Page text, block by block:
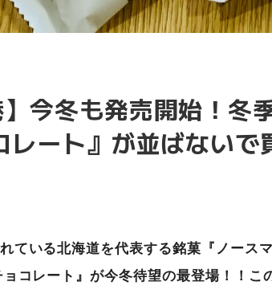
】今冬も発売開始！冬
ート』が並ばないで
ている北海道を代表する銘菓『ノース
コレート』が今冬待望の最登場！！こ